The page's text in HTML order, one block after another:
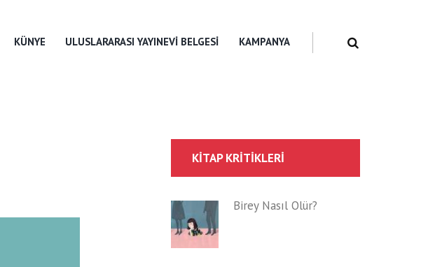
KÜNYE ULUSLARARASI YAYINEVI BELGESI KAMPANYA
KITAP KRITIKLERI
Birey Nasıl Ölür?